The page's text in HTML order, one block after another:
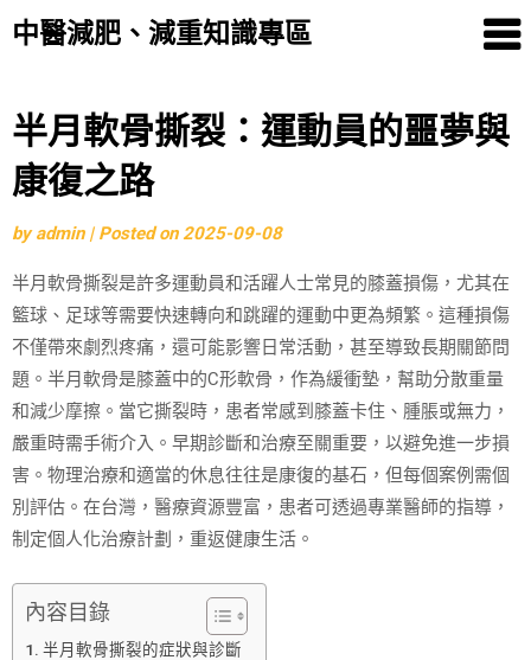
中醫減肥、減重知識專區
Skip
content
半月軟骨撕裂：運動員的噩夢與
康復之路
byadmin | Posted on2025-09-08
半月軟骨撕裂是許多運動員和活躍人士常見的膝蓋損傷，尤其在
籃球、足球等需要快速轉向和跳躍的運動中更為頻繁。這種損傷
不僅帶來劇烈疼痛，還可能影響日常活動，甚至導致長期關節問
題。半月軟骨是膝蓋中的C形軟骨，作為緩衝墊，幫助分散重量
和減少摩擦。當它撕裂時，患者常感到膝蓋卡住、腫脹或無力，
嚴重時需手術介入。早期診斷和治療至關重要，以避免進一步損
害。物理治療和適當的休息往往是康復的基石，但每個案例需個
別評估。在台灣，醫療資源豐富，患者可透過專業醫師的指導，
制定個人化治療計劃，重返健康生活。
內容目錄
半月軟骨撕裂的症狀與診斷